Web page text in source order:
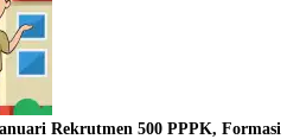
Rekrutmen 500 PPPK, Formasi